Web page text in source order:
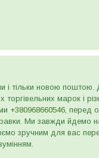
і тільки новою поштою.
марок і
+380968660546, перед
Ми завжди йдемо на
зручним для вас